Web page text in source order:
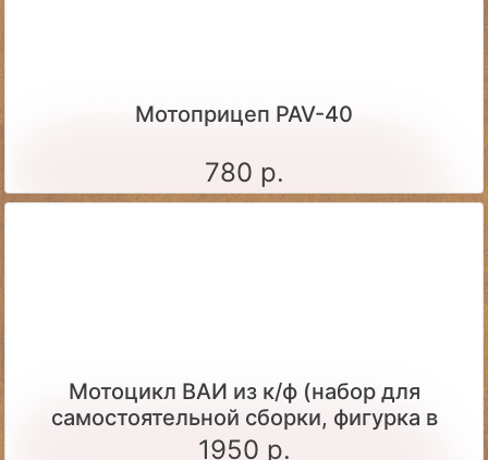
Мотоприцеп PAV-40
780 р.
Мотоцикл ВАИ из к/ф (набор для
самостоятельной сборки, фигурка в
комплекте)
1950 р.